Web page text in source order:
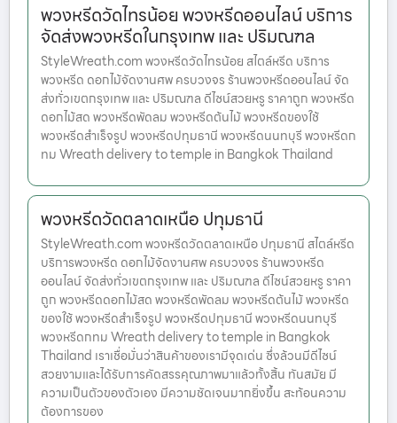
พวงหรีดวัดไทรน้อย พวงหรีดออนไลน์ บริการ
จัดส่งพวงหรีดในกรุงเทพ และ ปริมณฑล
StyleWreath.com พวงหรีดวัดไทรน้อย สไตล์หรีด บริการ
พวงหรีด ดอกไม้จัดงานศพ ครบวงจร ร้านพวงหรีดออนไลน์ จัด
ส่งทั่วเขตกรุงเทพ และ ปริมณฑล ดีไซน์สวยหรู ราคาถูก พวงหรีด
ดอกไม้สด พวงหรีดพัดลม พวงหรีดต้นไม้ พวงหรีดของใช้
พวงหรีดสำเร็จรูป พวงหรีดปทุมธานี พวงหรีดนนทบุรี พวงหรีดก
ทม Wreath delivery to temple in Bangkok Thailand
พวงหรีดวัดตลาดเหนือ ปทุมธานี
StyleWreath.com พวงหรีดวัดตลาดเหนือ ปทุมธานี สไตล์หรีด
บริการพวงหรีด ดอกไม้จัดงานศพ ครบวงจร ร้านพวงหรีด
ออนไลน์ จัดส่งทั่วเขตกรุงเทพ และ ปริมณฑล ดีไซน์สวยหรู ราคา
ถูก พวงหรีดดอกไม้สด พวงหรีดพัดลม พวงหรีดต้นไม้ พวงหรีด
ของใช้ พวงหรีดสำเร็จรูป พวงหรีดปทุมธานี พวงหรีดนนทบุรี
พวงหรีดกทม Wreath delivery to temple in Bangkok
Thailand เราเชื่อมั่นว่าสินค้าของเรามีจุดเด่น ซึ่งล้วนมีดีไซน์
สวยงามและได้รับการคัดสรรคุณภาพมาแล้วทั้งสิ้น ทันสมัย มี
ความเป็นตัวของตัวเอง มีความชัดเจนมากยิ่งขึ้น สะท้อนความ
ต้องการของ